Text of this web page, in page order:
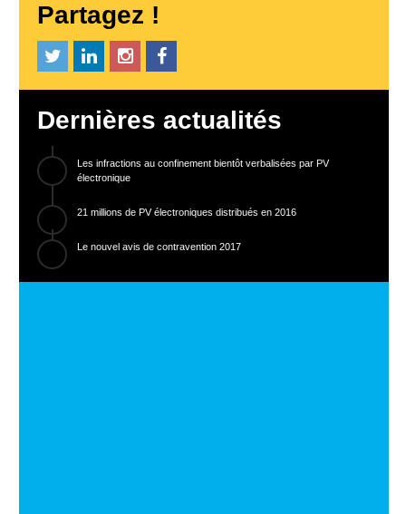
Partagez !
Dernières actualités
Les infractions au confinement bientôt verbalisées par PV
électronique
21 millions de PV électroniques distribués en 2016
Le nouvel avis de contravention 2017